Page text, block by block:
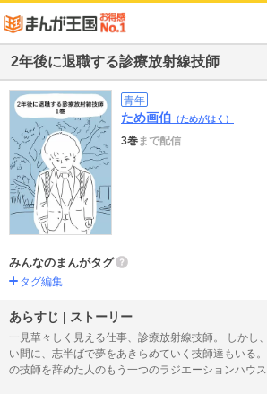
2年後に退職する診療放射線技師
青年
ため画伯 （ためがはく）
3巻まで配信
みんなのまんがタグ
タグ編集
あらすじ | ストーリー
一見華々しく見える仕事、診療放射線技師。 しかし
い間に、志半ばで夢をあきらめていく技師達もいる
の技師を辞めた人のもう一つのラジエーションハウス